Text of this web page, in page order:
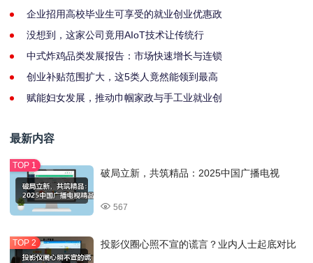
企业招用高校毕业生可享受的就业创业优惠政
没想到，这家公司竟用AIoT技术让传统行
中式炸鸡品类发展报告：市场快速增长与连锁
创业补贴范围扩大，这5类人竟然能领到最高
赋能妇女发展，推动巾帼家政与手工业就业创
最新内容
破局立新，共筑精品：2025中国广播电视
567
投影仪圈心照不宣的谎言？业内人士起底对比